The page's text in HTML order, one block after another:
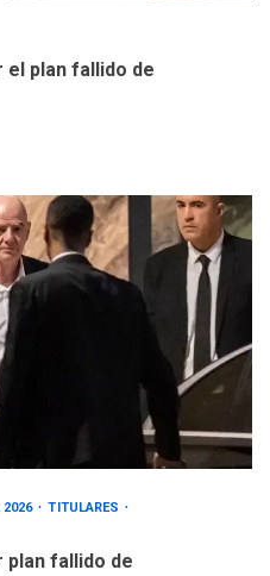
el plan fallido de
2026
TITULARES
plan fallido de